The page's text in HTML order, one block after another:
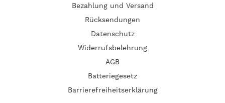
Bezahlung und Versand
Rücksendungen
Datenschutz
Widerrufsbelehrung
AGB
Batteriegesetz
Barrierefreiheitserklärung